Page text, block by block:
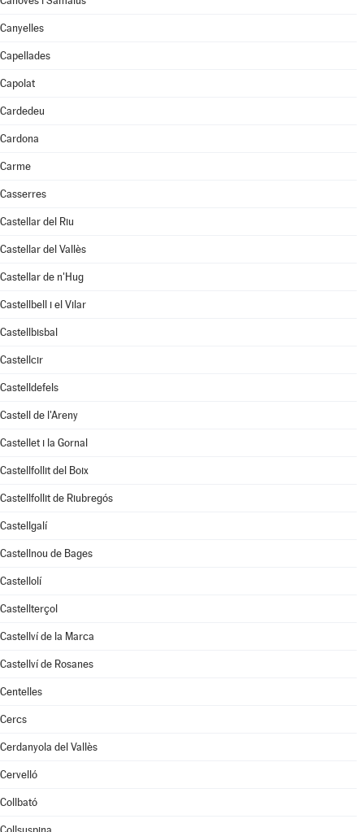
Canyelles
Capellades
Capolat
Cardedeu
Cardona
Carme
Casserres
Castellar del Riu
Castellar del Vallès
Castellar de n'Hug
Castellbell i el Vilar
Castellbisbal
Castellcir
Castelldefels
Castell de l'Areny
Castellet i la Gornal
Castellfollit del Boix
Castellfollit de Riubregós
Castellgalí
Castellnou de Bages
Castellolí
Castellterçol
Castellví de la Marca
Castellví de Rosanes
Centelles
Cercs
Cerdanyola del Vallès
Cervelló
Collbató